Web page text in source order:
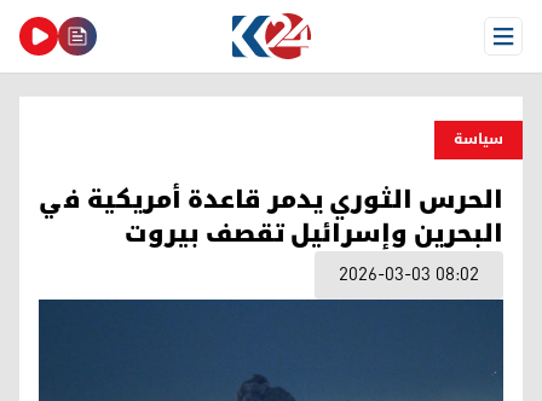
Open Menu
سیاسة
الحرس الثوري يدمر قاعدة أمريكية في
البحرين وإسرائيل تقصف بيروت
2026-03-03 08:02